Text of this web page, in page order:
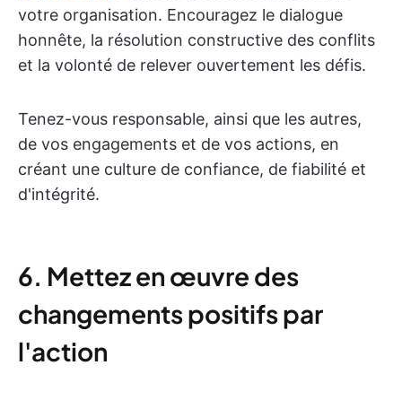
votre organisation. Encouragez le dialogue
honnête, la résolution constructive des conflits
et la volonté de relever ouvertement les défis.
Tenez-vous responsable, ainsi que les autres,
de vos engagements et de vos actions, en
créant une culture de confiance, de fiabilité et
d'intégrité.
6. Mettez en œuvre des
changements positifs par
l'action